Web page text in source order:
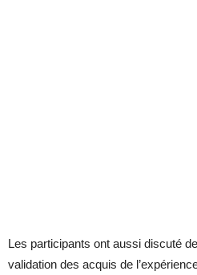
Les participants ont aussi discuté
validation des acquis de